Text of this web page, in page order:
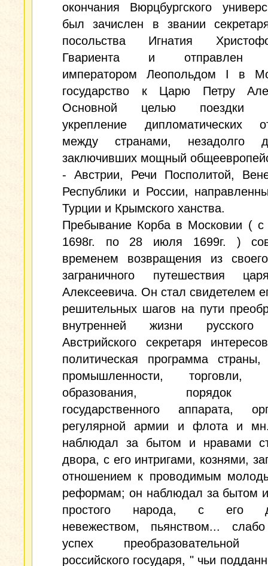
окончания Вюрцбургского
был зачислен в звании
посольства Игнатия
Гвариента и отправлен
императором Леопольдом I в
государство к Царю Петру
Основной целью поездки
укрепление дипломатических
между странами, незадолго
заключивших мощный
- Австрии, Речи Посполитой,
Республики и России,
Турции и Крымского ханства.
Пребывание Корба в Московии ( с
1698г. по 28 июля 1699г. )
временем возвращения из
заграничного путешествия
Алексеевича. Он стал свидетелем
решительных шагов на пути
внутренней жизни русского
Австрийского секретаря
политическая программа страны,
промышленности, торговли,
образования, порядок
государственного аппарата,
регулярной армии и флота и
наблюдал за бытом и нравами
двора, с его интригами, кознями,
отношением к проводимым
реформам; он наблюдал за бытом
простого народа, с его
невежеством, пьянством...
успех преобразовательной
российского государя, " чьи